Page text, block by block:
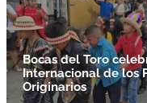
Bocas del Toro
Internacional de los
Originarios